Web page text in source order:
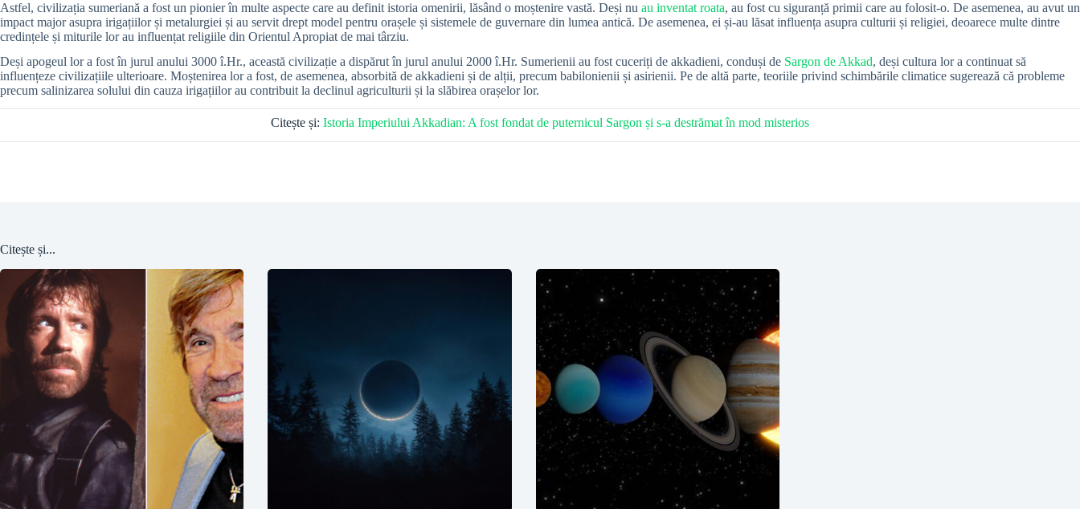
Astfel, civilizația sumeriană a fost un pionier în multe aspecte care au definit istoria omenirii, lăsând o moștenire vastă. Deși nu au inventat roata, au fost cu siguranță primii care au folosit-o. De asemenea, au avut un
impact major asupra irigațiilor și metalurgiei și au servit drept model pentru orașele și sistemele de guvernare din lumea antică. De asemenea, ei și-au lăsat influența asupra culturii și religiei, deoarece multe dintre
credințele și miturile lor au influențat religiile din Orientul Apropiat de mai târziu.
Deși apogeul lor a fost în jurul anului 3000 î.Hr., această civilizație a dispărut în jurul anului 2000 î.Hr. Sumerienii au fost cuceriți de akkadieni, conduși de Sargon de Akkad, deși cultura lor a continuat să
influențeze civilizațiile ulterioare. Moștenirea lor a fost, de asemenea, absorbită de akkadieni și de alții, precum babilonienii și asirienii. Pe de altă parte, teoriile privind schimbările climatice sugerează că probleme
precum salinizarea solului din cauza irigațiilor au contribuit la declinul agriculturii și la slăbirea orașelor lor.
Citește și: Istoria Imperiului Akkadian: A fost fondat de puternicul Sargon și s-a destrămat în mod misterios
Citește și...